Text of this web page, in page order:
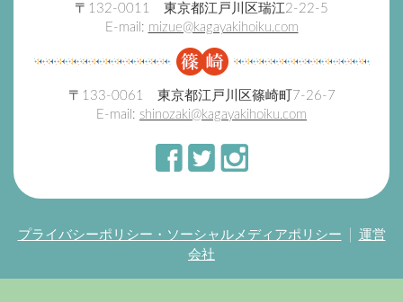
〒132-0011 東京都江戸川区瑞江2-22-5
E-mail: mizue@kagayakihoiku.com
〒133-0061 東京都江戸川区篠崎町7-26-7
E-mail: shinozaki@kagayakihoiku.com
プライバシーポリシー・ソーシャルメディアポリシー
運営
会社